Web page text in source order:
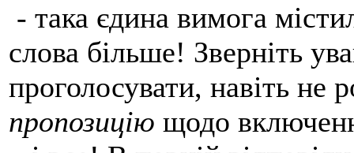
- така єдина вимога
слова більше! Зверніть
проголосувати, навіть не
пропозицію щодо